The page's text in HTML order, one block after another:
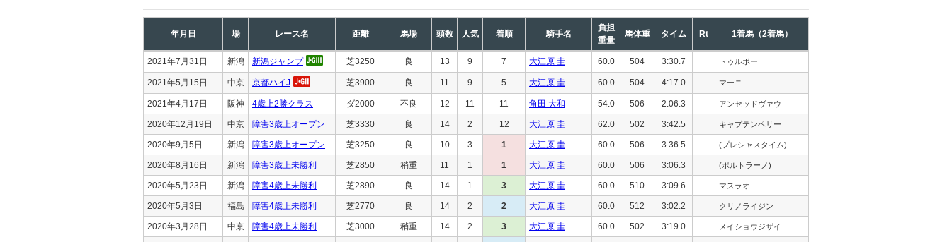
年月日 場 レース名 距離 馬場 頭数 人気 着順 騎手名
負担
重量
馬体重 タイム Rt 1着馬（2着馬）
2021年7月31日 新潟 新潟ジャンプ 芝3250 良 13 9 7 大江原 圭 60.0 504 3:30.7 トゥルボー
2021年5月15日 中京 京都ハイJ 芝3900 良 11 9 5 大江原 圭 60.0 504 4:17.0 マーニ
2021年4月17日 阪神 4歳上2勝クラス ダ2000 不良 12 11 11 角田 大和 54.0 506 2:06.3 アンセッドヴァウ
2020年12月19日 中京 障害3歳上オープン 芝3330 良 14 2 12 大江原 圭 62.0 502 3:42.5 キャプテンペリー
2020年9月5日 新潟 障害3歳上オープン 芝3250 良 10 3 1 大江原 圭 60.0 506 3:36.5 (プレシャスタイム)
2020年8月16日 新潟 障害3歳上未勝利 芝2850 稍重 11 1 1 大江原 圭 60.0 506 3:06.3 (ポルトラーノ)
2020年5月23日 新潟 障害4歳上未勝利 芝2890 良 14 1 3 大江原 圭 60.0 510 3:09.6 マスラオ
2020年5月3日 福島 障害4歳上未勝利 芝2770 良 14 2 2 大江原 圭 60.0 512 3:02.2 クリノライジン
2020年3月28日 中京 障害4歳上未勝利 芝3000 稍重 14 2 3 大江原 圭 60.0 502 3:19.0 メイショウジザイ